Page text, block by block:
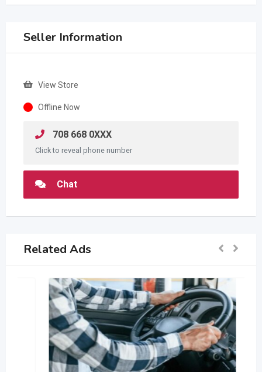
Seller Information
View Store
Offline Now
708 668 0XXX
Click to reveal phone number
Chat
Related Ads